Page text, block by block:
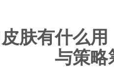
肤有什么
与策略